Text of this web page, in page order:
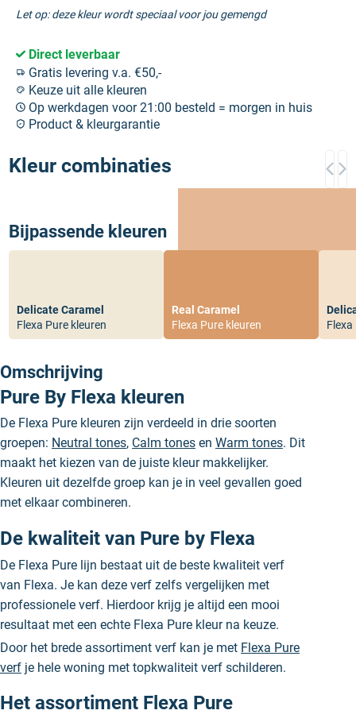
Let op: deze kleur wordt speciaal voor jou gemengd
Direct leverbaar
Gratis levering v.a. €50,-
Keuze uit alle kleuren
Op werkdagen voor 21:00 besteld = morgen in huis
Product & kleurgarantie
Kleur combinaties
Bijpassende kleuren
Delicate Caramel
Flexa Pure kleuren
Real Caramel
Flexa Pure kleuren
Flexa
Omschrijving
Pure By Flexa kleuren
De Flexa Pure kleuren zijn verdeeld in drie soorten
groepen: Neutral tones, Calm tones en Warm tones. Dit
maakt het kiezen van de juiste kleur makkelijker.
Kleuren uit dezelfde groep kan je in veel gevallen goed
met elkaar combineren.
De kwaliteit van Pure by Flexa
De Flexa Pure lijn bestaat uit de beste kwaliteit verf
van Flexa. Je kan deze verf zelfs vergelijken met
professionele verf. Hierdoor krijg je altijd een mooi
resultaat met een echte Flexa Pure kleur na keuze.
Door het brede assortiment verf kan je met Flexa Pure
verf je hele woning met topkwaliteit verf schilderen.
Het assortiment Flexa Pure